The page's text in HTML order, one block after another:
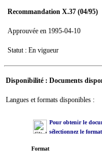
Recommandation X.37 (04/95)
Approuvée en 1995-04-10
Statut : En vigueur
Disponibilité : Documents
Langues et formats disponibles :
Pour obtenir le
sélectionnez le
Format